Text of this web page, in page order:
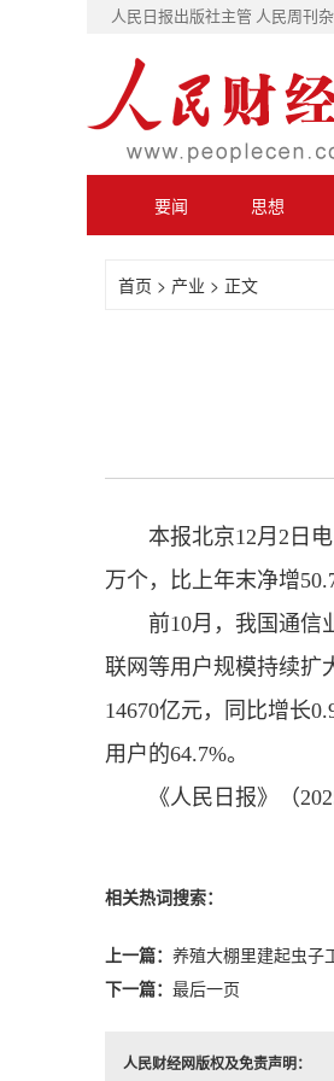
人民日报出版社主管 人民周刊
要闻 思想
首页 > 产业 > 正文
本报北京12月2日
万个，比上年末净增
前10月，我国通信
联网等用户规模持续扩
14670亿元，同比增长
用户的64.7%。
《人民日报》（
相关热词搜索：
上一篇： 养殖大棚里建起虫子
下一篇： 最后一页
人民财经网版权及免责声明：